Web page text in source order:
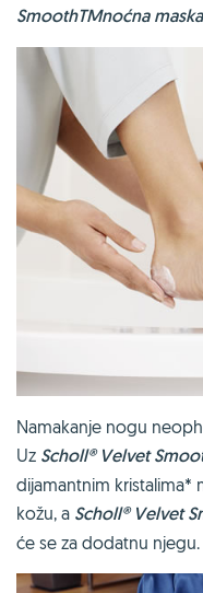
SmoothTMnoćna maska
Namakanje nogu
Uz Scholl® Velvet
dijamantnim
kožu, a Scholl® Velvet
će se za dodatnu njegu.